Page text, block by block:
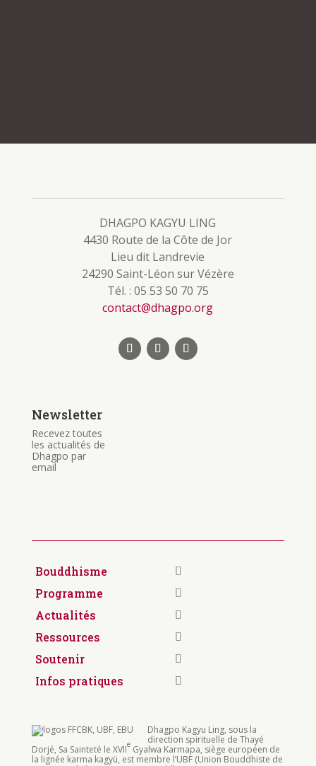
DHAGPO KAGYU LING
4430 Route de la Côte de Jor
Lieu dit Landrevie
24290 Saint-Léon sur Vézère
Tél. : 05 53 50 70 75
contact@dhagpo.org
Newsletter
Recevez toutes
les actualités de
Dhagpo par
email
Bouddhisme
Programme
Actualités
Ressources
Soutenir
Infos pratiques
Dhagpo Kagyu Ling, sous la
direction spirituelle de Thayé
Dorjé, Sa Sainteté le XVIIeGyalwa Karmapa, siège européen de
la lignée karma kagyü, est membre l’UBF (Union Bouddhiste de